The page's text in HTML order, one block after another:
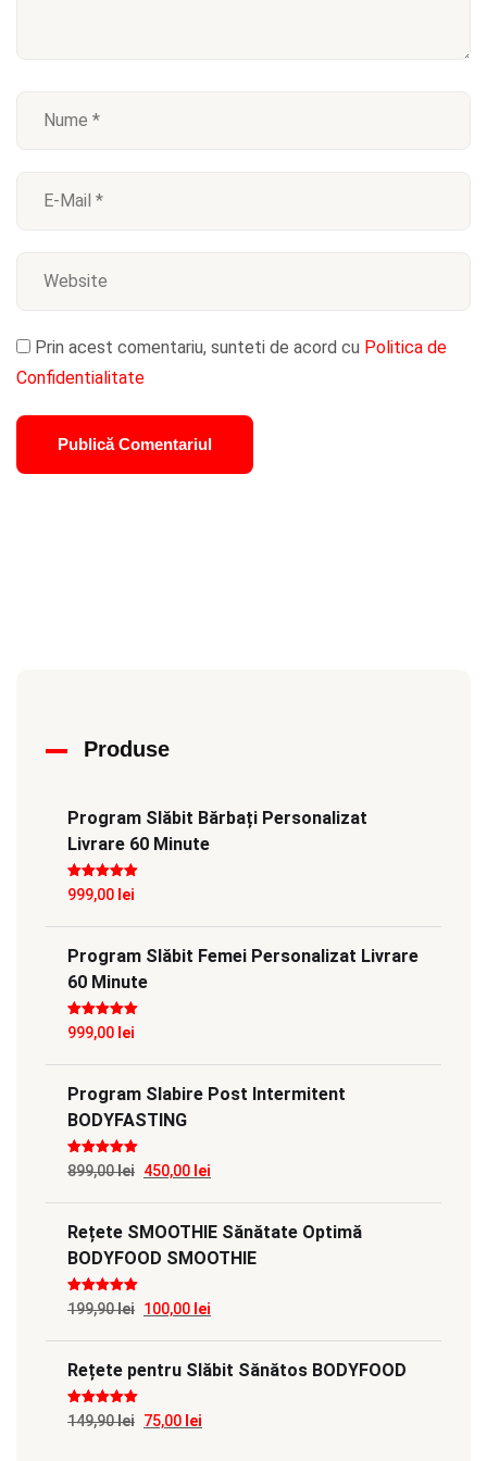
Prin acest comentariu, sunteti de acord cu Politica de
Confidentialitate
Produse
Program Slăbit Bărbați Personalizat
Livrare 60 Minute
Evaluat la5
din 5
999,00 lei
Program Slăbit Femei Personalizat Livrare
60 Minute
Evaluat la5
din 5
999,00 lei
Program Slabire Post Intermitent
BODYFASTING
Evaluat la5
din 5
899,00lei Prețul
inițial
a
fost:
450,00 lei
curent
este:
450,00 lei.
Rețete SMOOTHIE Sănătate Optimă
BODYFOOD SMOOTHIE
Evaluat la5
din 5
199,90lei Prețul
inițial
a
199,90 lei.
100,00 lei
curent
este:
Rețete pentru Slăbit Sănătos BODYFOOD
Evaluat la5
din 5
149,90lei Prețul
75,00 lei